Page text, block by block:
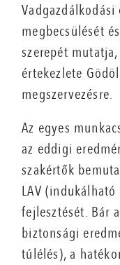
megbecsülését
szerepét
értekezlete
megszervezésre.
Az egyes
az eddigi
szakértők
LAV
fejlesztését. Bár
biztonsági
túlélés), a